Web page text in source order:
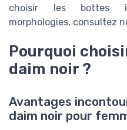
choisir les bottes
morphologies, consultez
Pourquoi
daim noir ?
Avantages
daim noir pour